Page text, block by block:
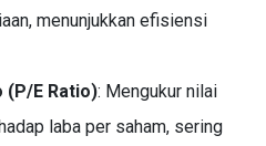
menunjukkan efisiensi
(P/E Ratio): Mengukur nilai
laba per saham, sering